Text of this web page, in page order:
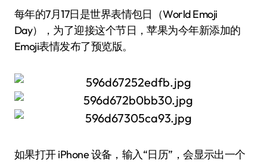
每年的7月17日是世界表情包日（World Emoji
Day），为了迎接这个节日，苹果为今年新添加的
Emoji表情发布了预览版。
如果打开 iPhone 设备，输入“日历”，会显示出一个